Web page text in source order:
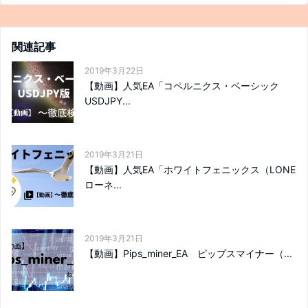
関連記事
2019年3月22日
【動画】人気EA「コペルニクス・ベーシック
USDJPY...
2019年3月21日
【動画】人気EA「ホワイトフェニックス（LONE
ローネ...
2019年3月21日
【動画】Pips_miner_EA ピップスマイナー（...